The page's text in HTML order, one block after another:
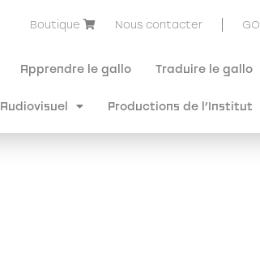
Boutique Nous contacter GO
Apprendre le gallo Traduire le gallo
Audiovisuel Productions de l’Institut